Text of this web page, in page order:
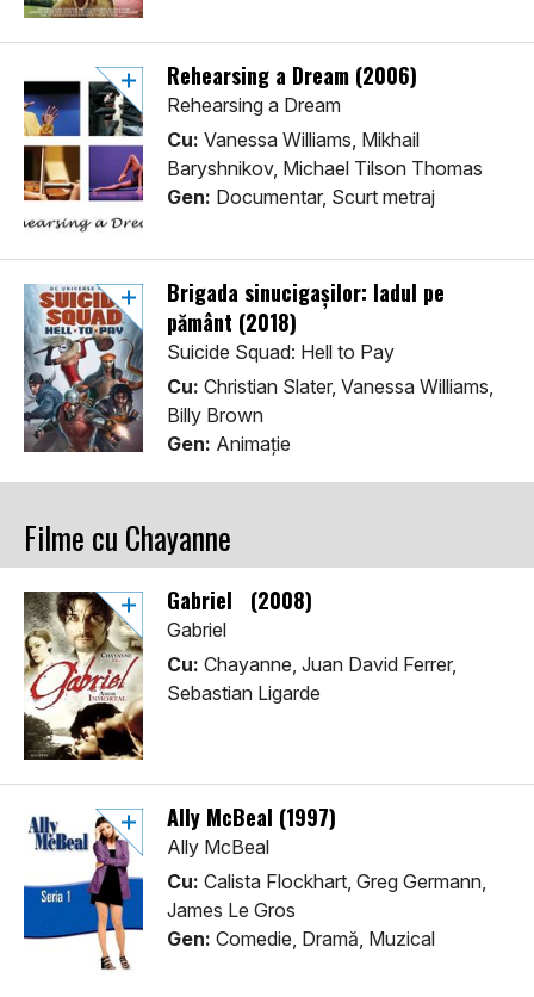
Rehearsing a Dream (2006)
Rehearsing a Dream
Cu: Vanessa Williams, Mikhail
Baryshnikov, Michael Tilson Thomas
Gen: Documentar, Scurt metraj
Brigada sinucigașilor: Iadul pe
pământ (2018)
Suicide Squad: Hell to Pay
Cu: Christian Slater, Vanessa Williams,
Billy Brown
Gen: Animaţie
Filme cu Chayanne
Gabriel (2008)
Gabriel
Cu: Chayanne, Juan David Ferrer,
Sebastian Ligarde
Ally McBeal (1997)
Ally McBeal
Cu: Calista Flockhart, Greg Germann,
James Le Gros
Gen: Comedie, Dramă, Muzical